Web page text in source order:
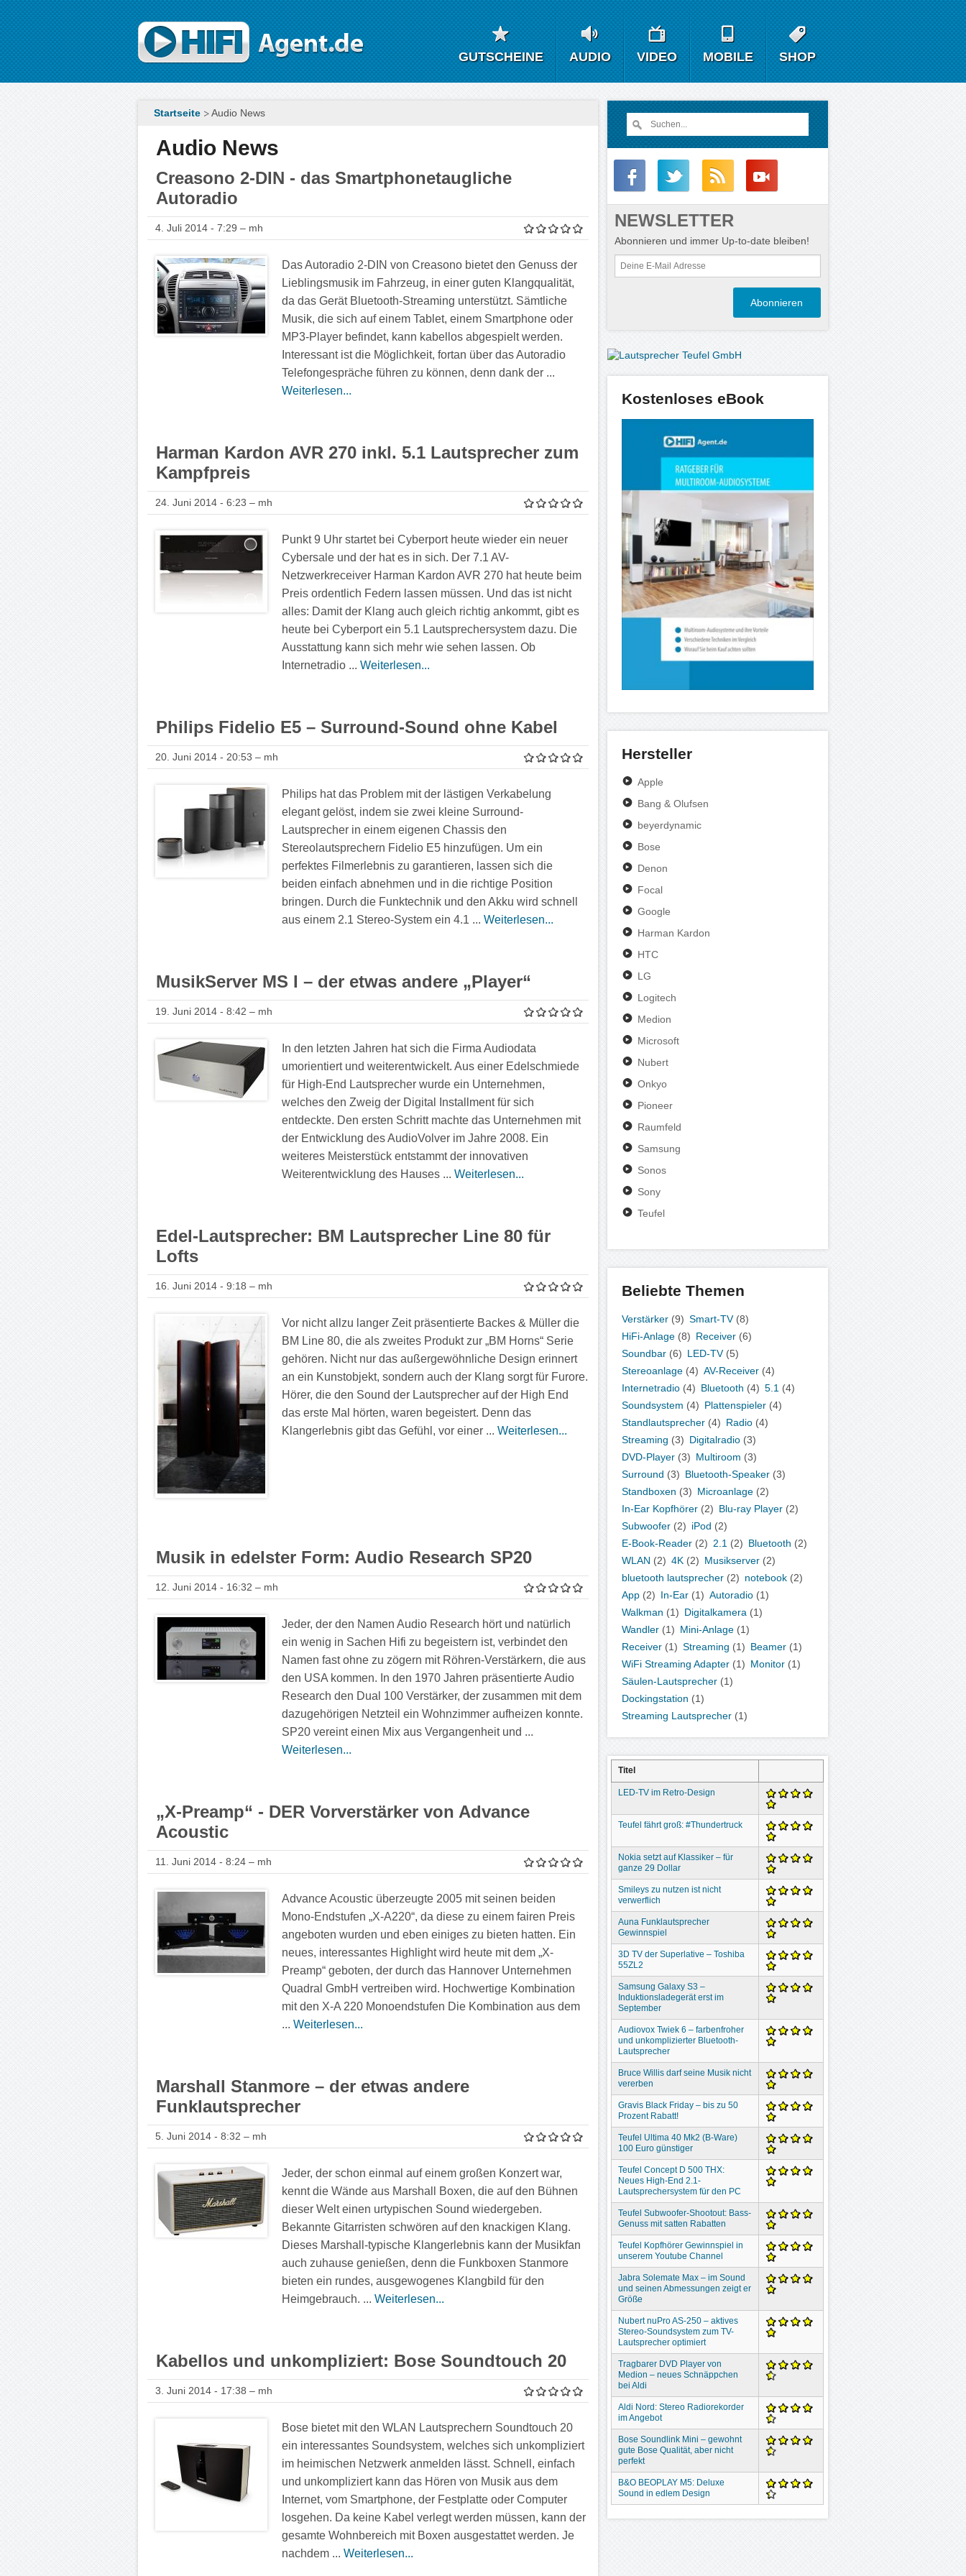
Direkt zum Inhalt
GUTSCHEINE AUDIO VIDEO MOBILE SHOP
Startseite Audio News
Audio News
Creasono 2-DIN - das Smartphonetaugliche
Autoradio
4. Juli 2014 - 7:29 – mh
Das Autoradio 2-DIN von Creasono bietet den Genuss der
Lieblingsmusik im Fahrzeug, in einer guten Klangqualität,
da das Gerät Bluetooth-Streaming unterstützt. Sämtliche
Musik, die sich auf einem Tablet, einem Smartphone oder
MP3-Player befindet, kann kabellos abgespielt werden.
Interessant ist die Möglichkeit, fortan über das Autoradio
Telefongespräche führen zu können, denn dank der ...
Weiterlesen...
Harman Kardon AVR 270 inkl. 5.1 Lautsprecher zum
Kampfpreis
24. Juni 2014 - 6:23 – mh
Punkt 9 Uhr startet bei Cyberport heute wieder ein neuer
Cybersale und der hat es in sich. Der 7.1 AV-
Netzwerkreceiver Harman Kardon AVR 270 hat heute beim
Preis ordentlich Federn lassen müssen. Und das ist nicht
alles: Damit der Klang auch gleich richtig ankommt, gibt es
heute bei Cyberport ein 5.1 Lautsprechersystem dazu. Die
Ausstattung kann sich mehr wie sehen lassen. Ob
Internetradio ...Weiterlesen...
Philips Fidelio E5 – Surround-Sound ohne Kabel
20. Juni 2014 - 20:53 – mh
Philips hat das Problem mit der lästigen Verkabelung
elegant gelöst, indem sie zwei kleine Surround-
Lautsprecher in einem eigenen Chassis den
Stereolautsprechern Fidelio E5 hinzufügen. Um ein
perfektes Filmerlebnis zu garantieren, lassen sich die
beiden einfach abnehmen und in die richtige Position
bringen. Durch die Funktechnik und den Akku wird schnell
aus einem 2.1 Stereo-System ein 4.1 ...Weiterlesen...
MusikServer MS I – der etwas andere „Player“
19. Juni 2014 - 8:42 – mh
In den letzten Jahren hat sich die Firma Audiodata
umorientiert und weiterentwickelt. Aus einer Edelschmiede
für High-End Lautsprecher wurde ein Unternehmen,
welches den Zweig der Digital Installment für sich
entdeckte. Den ersten Schritt machte das Unternehmen mit
der Entwicklung des AudioVolver im Jahre 2008. Ein
weiteres Meisterstück entstammt der innovativen
Weiterentwicklung des Hauses ...Weiterlesen...
Edel-Lautsprecher: BM Lautsprecher Line 80 für
Lofts
16. Juni 2014 - 9:18 – mh
Vor nicht allzu langer Zeit präsentierte Backes & Müller die
BM Line 80, die als zweites Produkt zur „BM Horns“ Serie
gehören. Nicht nur das außergewöhnliche Design erinnert
an ein Kunstobjekt, sondern auch der Klang sorgt für Furore.
Hörer, die den Sound der Lautsprecher auf der High End
das erste Mal hörten, waren begeistert. Denn das
Klangerlebnis gibt das Gefühl, vor einer ...Weiterlesen...
Musik in edelster Form: Audio Research SP20
12. Juni 2014 - 16:32 – mh
Jeder, der den Namen Audio Research hört und natürlich
ein wenig in Sachen Hifi zu begeistern ist, verbindet den
Namen fast ohne zu zögern mit Röhren-Verstärkern, die aus
den USA kommen. In den 1970 Jahren präsentierte Audio
Research den Dual 100 Verstärker, der zusammen mit dem
dazugehörigen Netzteil ein Wohnzimmer aufheizen konnte.
SP20 vereint einen Mix aus Vergangenheit und ...
Weiterlesen...
„X-Preamp“ - DER Vorverstärker von Advance
Acoustic
11. Juni 2014 - 8:24 – mh
Advance Acoustic überzeugte 2005 mit seinen beiden
Mono-Endstufen „X-A220“, da diese zu einem fairen Preis
angeboten wurden und eben einiges zu bieten hatten. Ein
neues, interessantes Highlight wird heute mit dem „X-
Preamp“ geboten, der durch das Hannover Unternehmen
Quadral GmbH vertreiben wird. Hochwertige Kombination
mit den X-A 220 Monoendstufen Die Kombination aus dem
...Weiterlesen...
Marshall Stanmore – der etwas andere
Funklautsprecher
5. Juni 2014 - 8:32 – mh
Jeder, der schon einmal auf einem großen Konzert war,
kennt die Wände aus Marshall Boxen, die auf den Bühnen
dieser Welt einen urtypischen Sound wiedergeben.
Bekannte Gitarristen schwören auf den knackigen Klang.
Dieses Marshall-typische Klangerlebnis kann der Musikfan
auch zuhause genießen, denn die Funkboxen Stanmore
bieten ein rundes, ausgewogenes Klangbild für den
Heimgebrauch. ...Weiterlesen...
Kabellos und unkompliziert: Bose Soundtouch 20
3. Juni 2014 - 17:38 – mh
Bose bietet mit den WLAN Lautsprechern Soundtouch 20
ein interessantes Soundsystem, welches sich unkompliziert
im heimischen Netzwerk anmelden lässt. Schnell, einfach
und unkompliziert kann das Hören von Musik aus dem
Internet, vom Smartphone, der Festplatte oder Computer
losgehen. Da keine Kabel verlegt werden müssen, kann der
gesamte Wohnbereich mit Boxen ausgestattet werden. Je
nachdem ...Weiterlesen...
NEWSLETTER
Abonnieren und immer Up-to-date bleiben!
Kostenloses eBook
Hersteller
Apple
Bang & Olufsen
beyerdynamic
Bose
Denon
Focal
Google
Harman Kardon
HTC
LG
Logitech
Medion
Microsoft
Nubert
Onkyo
Pioneer
Raumfeld
Samsung
Sonos
Sony
Teufel
Beliebte Themen
Verstärker (9) Smart-TV (8)
HiFi-Anlage (8) Receiver (6)
Soundbar (6) LED-TV (5)
Stereoanlage (4) AV-Receiver (4)
Internetradio (4) Bluetooth (4) 5.1 (4)
Soundsystem (4) Plattenspieler (4)
Standlautsprecher (4) Radio (4)
Streaming (3) Digitalradio (3)
DVD-Player (3) Multiroom (3)
Surround (3) Bluetooth-Speaker (3)
Standboxen (3) Microanlage (2)
In-Ear Kopfhörer (2) Blu-ray Player (2)
Subwoofer (2) iPod (2)
E-Book-Reader (2) 2.1 (2) Bluetooth (2)
WLAN (2) 4K (2) Musikserver (2)
bluetooth lautsprecher (2) notebook (2)
App (2) In-Ear (1) Autoradio (1)
Walkman (1) Digitalkamera (1)
Wandler (1) Mini-Anlage (1)
Receiver (1) Streaming (1) Beamer (1)
WiFi Streaming Adapter (1) Monitor (1)
Säulen-Lautsprecher (1)
Dockingstation (1)
Streaming Lautsprecher (1)
Titel
LED-TV im Retro-Design
Teufel fährt groß: #Thundertruck
Nokia setzt auf Klassiker – für
ganze 29 Dollar
Smileys zu nutzen ist nicht
verwerflich
Auna Funklautsprecher
Gewinnspiel
3D TV der Superlative – Toshiba
55ZL2
Samsung Galaxy S3 –
Induktionsladegerät erst im
September
Audiovox Twiek 6 – farbenfroher
und unkomplizierter Bluetooth-
Lautsprecher
Bruce Willis darf seine Musik nicht
vererben
Gravis Black Friday – bis zu 50
Prozent Rabatt!
Teufel Ultima 40 Mk2 (B-Ware)
100 Euro günstiger
Teufel Concept D 500 THX:
Neues High-End 2.1-
Lautsprechersystem für den PC
Teufel Subwoofer-Shootout: Bass-
Genuss mit satten Rabatten
Teufel Kopfhörer Gewinnspiel in
unserem Youtube Channel
Jabra Solemate Max – im Sound
und seinen Abmessungen zeigt er
Größe
Nubert nuPro AS-250 – aktives
Stereo-Soundsystem zum TV-
Lautsprecher optimiert
Tragbarer DVD Player von
Medion – neues Schnäppchen
bei Aldi
Aldi Nord: Stereo Radiorekorder
im Angebot
Bose Soundlink Mini – gewohnt
gute Bose Qualität, aber nicht
perfekt
B&O BEOPLAY M5: Deluxe
Sound in edlem Design